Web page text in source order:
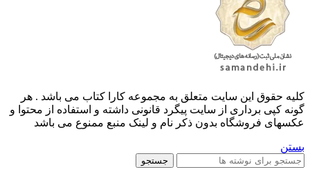
کليه حقوق اين سايت متعلق به مجموعه کارا کتاب می باشد . هر
گونه کپی برداری از سایت پیگرد قانونی داشته و استفاده از محتوا و
عکسهای فروشگاه بدون ذکر نام و لینک منبع ممنوع می باشد
بستن
جستجو